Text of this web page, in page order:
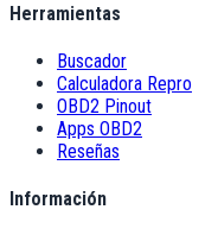
Herramientas
Buscador
Calculadora Repro
OBD2 Pinout
Apps OBD2
Reseñas
Información